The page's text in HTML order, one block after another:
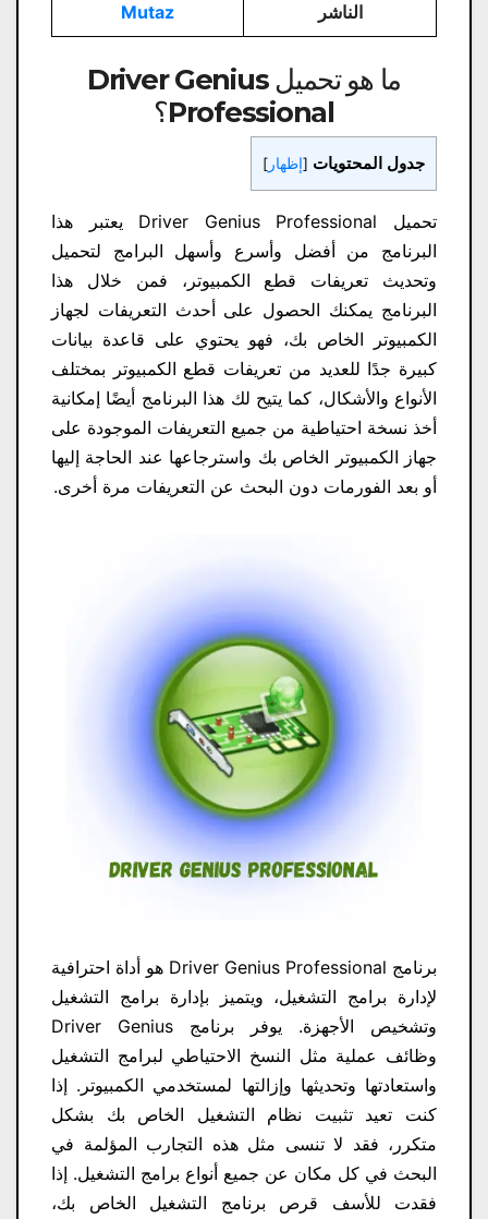
الناشر Mutaz
ما هو تحميل Driver Genius
Professional؟
جدول المحتويات [إظهار ]
تحميل Driver Genius Professional يعتبر هذا
البرنامج من أفضل وأسرع وأسهل البرامج لتحميل
وتحديث تعريفات قطع الكمبيوتر، فمن خلال هذا
البرنامج يمكنك الحصول على أحدث التعريفات لجهاز
الكمبيوتر الخاص بك، فهو يحتوي على قاعدة بيانات
كبيرة جدًا للعديد من تعريفات قطع الكمبيوتر بمختلف
الأنواع والأشكال، كما يتيح لك هذا البرنامج أيضًا إمكانية
أخذ نسخة احتياطية من جميع التعريفات الموجودة على
جهاز الكمبيوتر الخاص بك واسترجاعها عند الحاجة إليها
أو بعد الفورمات دون البحث عن التعريفات مرة أخرى.
برنامج Driver Genius Professional هو أداة احترافية
لإدارة برامج التشغيل، ويتميز بإدارة برامج التشغيل
وتشخيص الأجهزة. يوفر برنامج Driver Genius
وظائف عملية مثل النسخ الاحتياطي لبرامج التشغيل
واستعادتها وتحديثها وإزالتها لمستخدمي الكمبيوتر. إذا
كنت تعيد تثبيت نظام التشغيل الخاص بك بشكل
متكرر، فقد لا تنسى مثل هذه التجارب المؤلمة في
البحث في كل مكان عن جميع أنواع برامج التشغيل. إذا
فقدت للأسف قرص برنامج التشغيل الخاص بك،